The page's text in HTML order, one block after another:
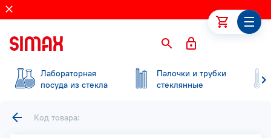
Лабораторная
посуда из стекла
Палочки и трубки
стеклянные
Код товара: